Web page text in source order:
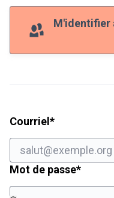
M'identifier
Courriel *Champ
Mot de passe*